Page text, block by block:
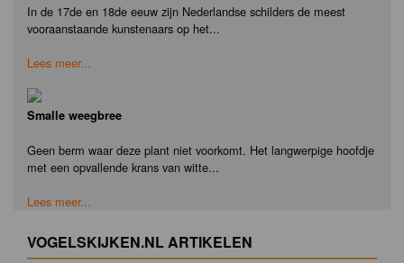
In de 17de en 18de eeuw zijn Nederlandse schilders de meest
vooraanstaande kunstenaars op het...
Lees meer...
Smalle weegbree
Geen berm waar deze plant niet voorkomt. Het langwerpige hoofdje
met een opvallende krans van witte...
Lees meer...
VOGELSKIJKEN.NL ARTIKELEN